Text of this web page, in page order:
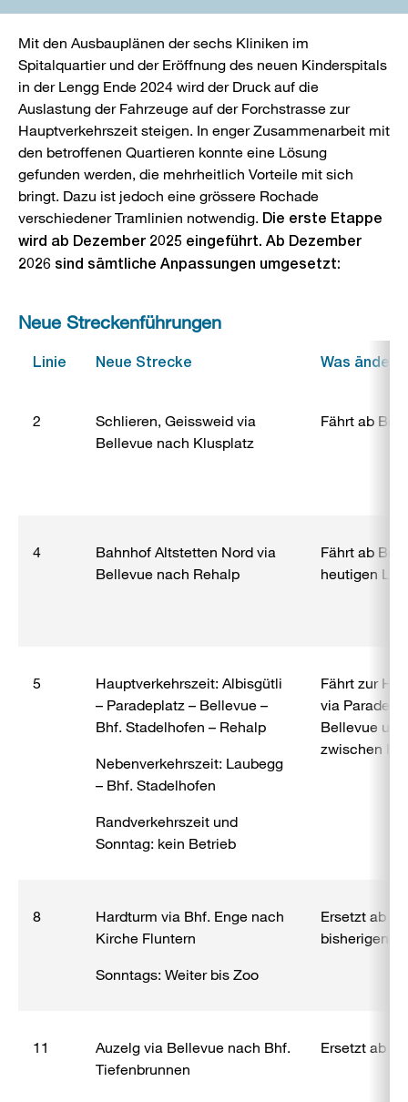
Mit den Ausbauplänen der sechs Kliniken im
Spitalquartier und der Eröffnung des neuen Kinderspitals
in der Lengg Ende 2024 wird der Druck auf die
Auslastung der Fahrzeuge auf der Forchstrasse zur
Hauptverkehrszeit steigen. In enger Zusammenarbeit mit
den betroffenen Quartieren konnte eine Lösung
gefunden werden, die mehrheitlich Vorteile mit sich
bringt. Dazu ist jedoch eine grössere Rochade
verschiedener Tramlinien notwendig. Die erste Etappe
wird ab Dezember 2025 eingeführt. Ab Dezember
2026 sind sämtliche Anpassungen umgesetzt:
Neue Streckenführungen
Linie Neue Strecke Was ändert
2
Schlieren, Geissweid via
Bellevue nach Klusplatz
Fährt ab
4
Bahnhof Altstetten Nord via
Bellevue nach Rehalp
Fährt ab
heutigen
5
Hauptverkehrszeit: Albisgütli
– Paradeplatz – Bellevue –
Bhf. Stadelhofen – Rehalp
Nebenverkehrszeit: Laubegg
– Bhf. Stadelhofen
Randverkehrszeit und
Sonntag: kein Betrieb
Fährt zur
via
Bellevue
zwischen
8
Hardturm via Bhf. Enge nach
Kirche Fluntern
Sonntags: Weiter bis Zoo
Ersetzt ab
bisherigen
11
Auzelg via Bellevue nach Bhf.
Tiefenbrunnen
Ersetzt ab